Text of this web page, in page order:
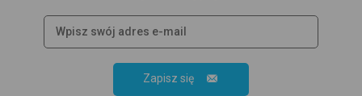
Zapisz się